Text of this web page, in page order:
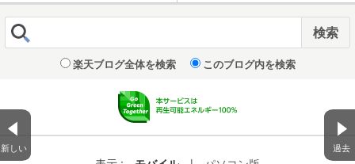
新しい 過去
楽天ブログ全体を検索 このブログ内を検索